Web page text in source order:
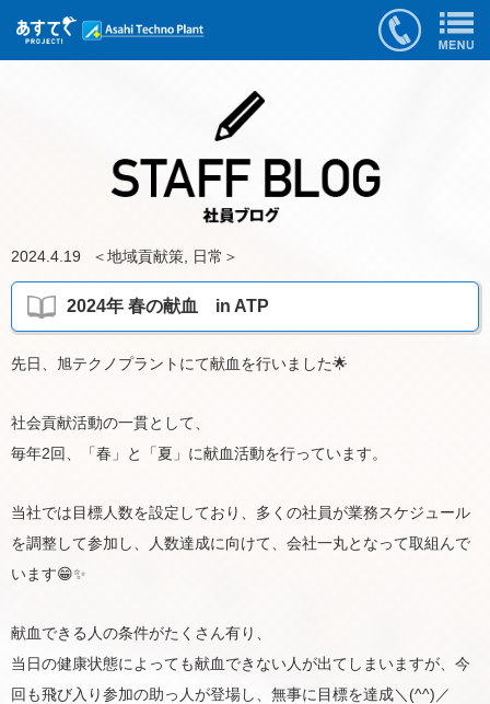
2024.4.19 ＜地域貢献策 日常 ＞
2024年 春の献血 in ATP
先日、旭テクノプラントにて献血を行いました🌟
社会貢献活動の一貫として、
毎年2回、「春」と「夏」に献血活動を行っています。
当社では目標人数を設定しており、多くの社員が業務スケジュール
を調整して参加し、人数達成に向けて、会社一丸となって取組んで
います😁✨
献血できる人の条件がたくさん有り、
当日の健康状態によっても献血できない人が出てしまいますが、今
回も飛び入り参加の助っ人が登場し、無事に目標を達成＼(^^)／